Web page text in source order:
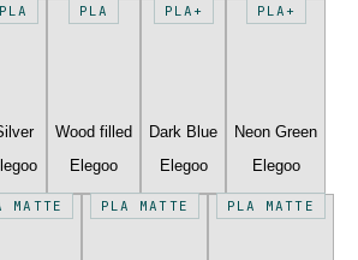
PLA PLA
Wood filled
Elegoo
PLA+
Dark Blue
Elegoo
PLA+
Neon Green
Elegoo
MATTE PLA MATTE PLA MATTE